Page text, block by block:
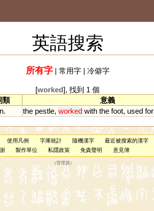
英語搜索
所有字| 常用字| 冷僻字
[worked], 找到 1 個
類
意義
n. the pestle, worked with the foot, used for
使用凡例 字庫統計 隨機漢字
最近被搜索的漢字
製作單位 私隱政策 免責聲明 意見簿
（管理員 ）